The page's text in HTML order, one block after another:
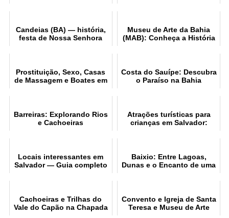
Candeias (BA) — história,
festa de Nossa Senhora
Museu de Arte da Bahia
(MAB): Conheça a História
Prostituição, Sexo, Casas
de Massagem e Boates em
Costa do Sauípe: Descubra
o Paraíso na Bahia
Barreiras: Explorando Rios
e Cachoeiras
Atrações turísticas para
crianças em Salvador:
Locais interessantes em
Salvador — Guia completo
Baixio: Entre Lagoas,
Dunas e o Encanto de uma
Cachoeiras e Trilhas do
Vale do Capão na Chapada
Convento e Igreja de Santa
Teresa e Museu de Arte